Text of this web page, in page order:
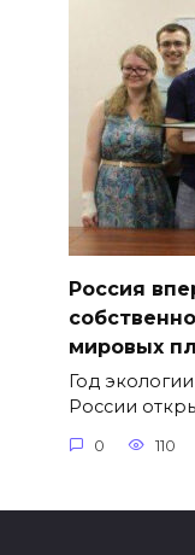
Россия
мировых
Год
России
0 110